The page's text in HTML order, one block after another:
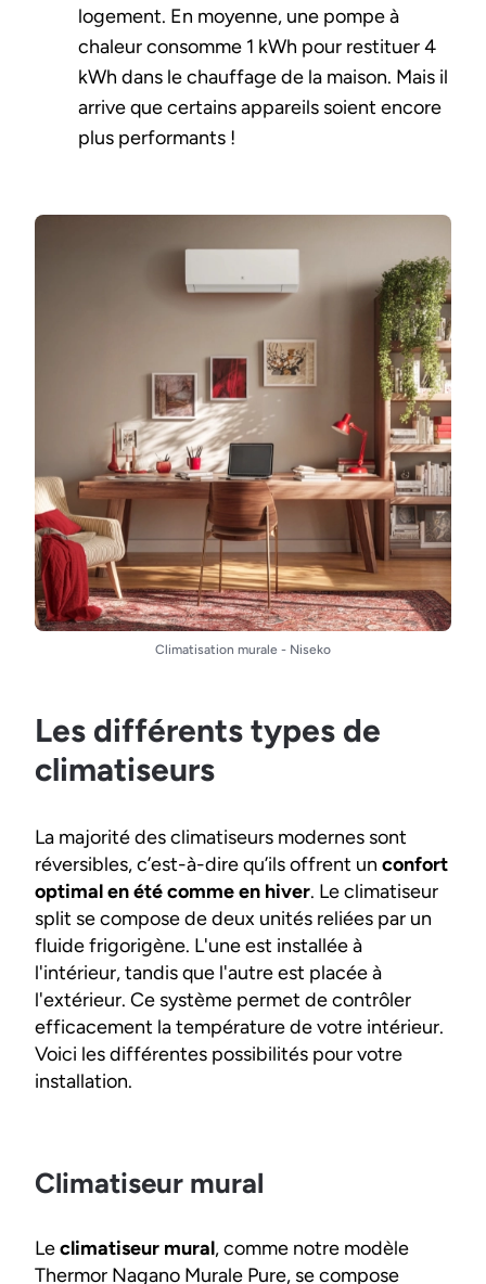
logement. En moyenne, une pompe à
chaleur consomme 1 kWh pour restituer 4
kWh dans le chauffage de la maison. Mais il
arrive que certains appareils soient encore
plus performants !
Climatisation murale - Niseko
Les différents types de
climatiseurs
La majorité des climatiseurs modernes sont
réversibles, c’est-à-dire qu’ils offrent un confort
optimal en été comme en hiver. Le climatiseur
split se compose de deux unités reliées par un
fluide frigorigène. L'une est installée à
l'intérieur, tandis que l'autre est placée à
l'extérieur. Ce système permet de contrôler
efficacement la température de votre intérieur.
Voici les différentes possibilités pour votre
installation.
Climatiseur mural
Leclimatiseur mural, comme notre modèle
Thermor Nagano Murale Pure, se compose